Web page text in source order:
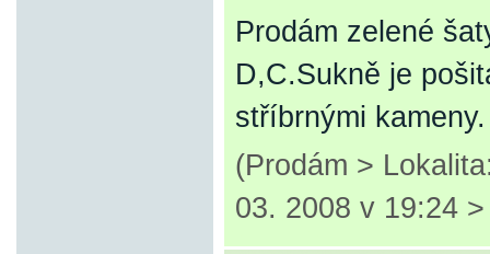
Prodám zelené
D,C.Sukně je
stříbrnými kameny.
(Prodám >
03. 2008 v 19:24